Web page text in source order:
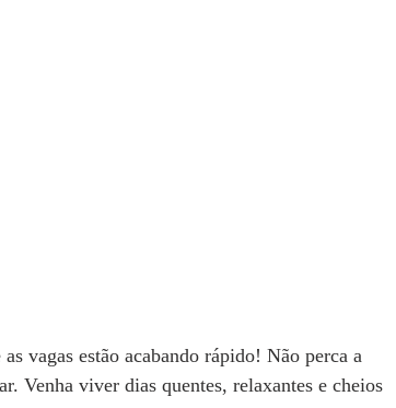
vagas estão acabando rápido! Não perca a
Venha viver dias quentes, relaxantes e cheios